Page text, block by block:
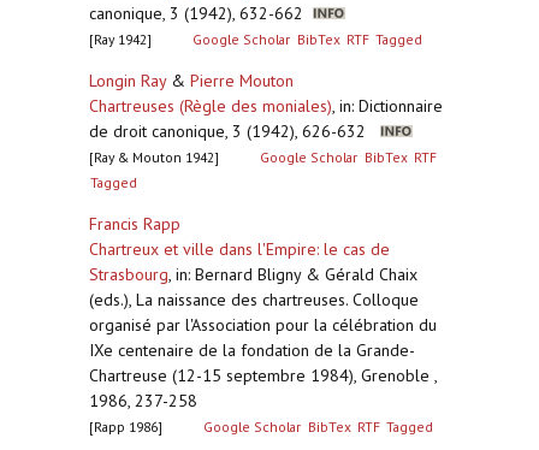
canonique, 3 (1942), 632-662
[Ray 1942] Google Scholar BibTex RTF Tagged
Longin Ray& Pierre Mouton
Chartreuses (Règle des moniales), in: Dictionnaire
de droit canonique, 3 (1942), 626-632
[Ray & Mouton 1942] Google Scholar BibTex RTF
Tagged
Francis Rapp
Chartreux et ville dans l'Empire: le cas de
Strasbourg, in: Bernard Bligny & Gérald Chaix
(eds.), La naissance des chartreuses. Colloque
organisé par l'Association pour la célébration du
IXe centenaire de la fondation de la Grande-
Chartreuse (12-15 septembre 1984), Grenoble ,
1986, 237-258
[Rapp 1986] Google Scholar BibTex RTF Tagged